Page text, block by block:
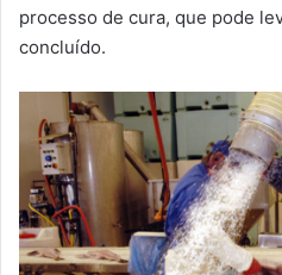
processo de cura, que pode
concluído.